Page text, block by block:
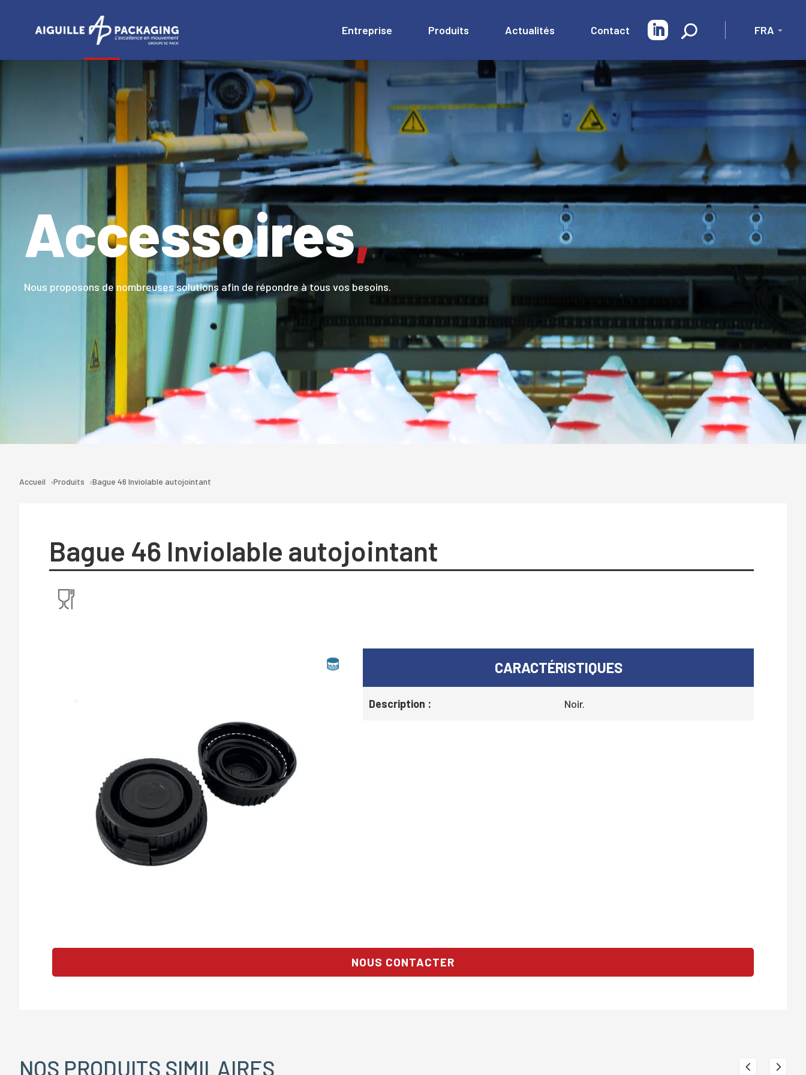
Entreprise Produits Actualités Contact
Accessoires,
Nous proposons de nombreuses solutions afin de répondre à tous vos besoins.
Accueil Produits Bague 46 Inviolable autojointant
Bague 46 Inviolable autojointant
CARACTÉRISTIQUES
Description : Noir.
NOUS CONTACTER
NOS PRODUITS SIMILAIRES